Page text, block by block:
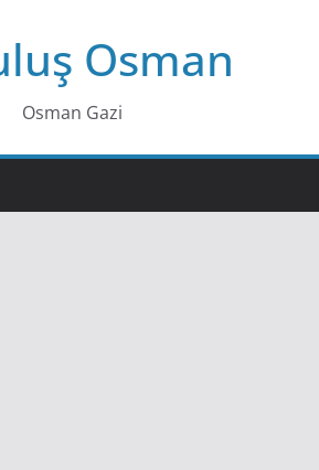
Osman
Osman Gazi